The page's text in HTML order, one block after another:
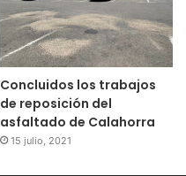
Concluidos los trabajos
de reposición del
asfaltado de Calahorra
15 julio, 2021